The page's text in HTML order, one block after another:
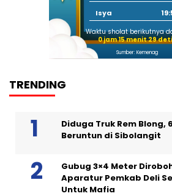
Isya
Waktu sholat berikutnya
0 jam 15 menit 28
Sumber: Kemenag
TRENDING
Diduga Truk Rem Blong,
Beruntun di Sibolangit
Gubug 3×4 Meter
Aparatur Pemkab Deli
Untuk Mafia